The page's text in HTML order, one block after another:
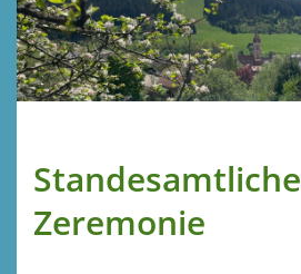
Standesamtliche
Zeremonie